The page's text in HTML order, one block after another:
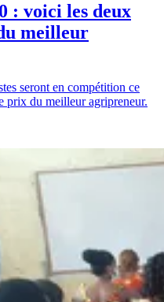
: voici les deux
meilleur
seront en compétition ce
du meilleur agripreneur.